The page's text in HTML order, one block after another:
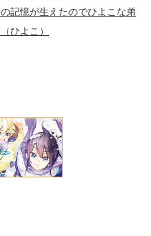
記憶が生えたのでひよこな弟
ひよこ）